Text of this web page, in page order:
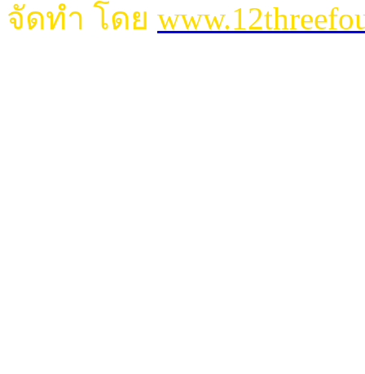
จัดทำ โดย